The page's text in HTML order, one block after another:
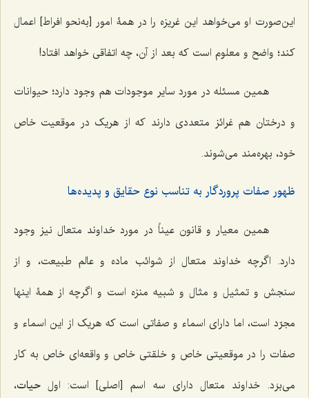
این‌صورت او می‌خواهد این غریزه را در همۀ امور [به‌نحو افراط] اعمال
کند؛ واضح و معلوم است که بعد از آن‌، چه اتفاقی خواهد افتاد!
همین مسئله در مورد سایر موجودات هم وجود دارد؛ حیوانات
و درختان هم غرائز متعددی دارند که از هریک در موقعیت خاص
خود، بهره‌مند می‌شوند.
ظهور صفات پروردگار به تناسب نوع حقایق و پدیده‌ها
همین معیار و قانون عیناً در مورد خداوند متعال نیز وجود
دارد. اگرچه خداوند متعال از شوائب ماده و عالم طبیعت، و از
سنجش و تمثیل و مثال و شبیه منزه است و اگرچه از همۀ اینها
مجرّد است، اما دارای اسماء و صفاتی است که هریک از این اسماء و
صفات را در موقعیتی خاص و خلقتی خاص و واقعه‌ای خاص به کار
می‌برَد. خداوند متعال دارای سه اسم [اصلی] است: اول حیات،